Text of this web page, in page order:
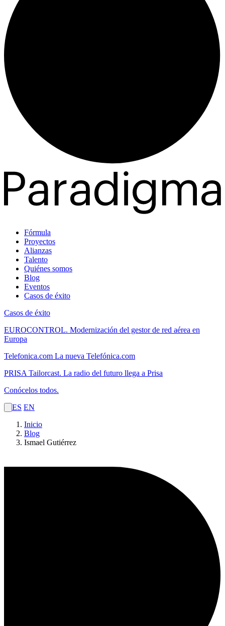
Fórmula
Proyectos
Alianzas
Talento
Quiénes somos
Blog
Eventos
Casos de éxito
Casos de éxito
EUROCONTROL. Modernización del gestor de red aérea en
Europa
Telefonica.com La nueva Telefónica.com
PRISA Tailorcast. La radio del futuro llega a Prisa
Conócelos todos.
ES EN
Inicio
Blog
Ismael Gutiérrez